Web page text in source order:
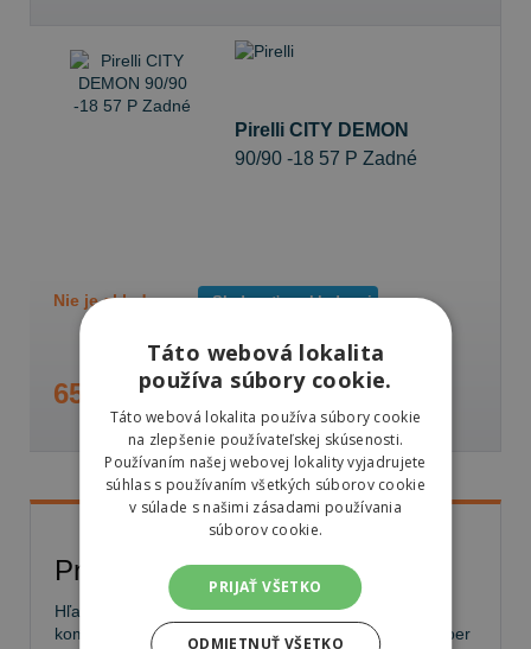
Pirelli CITY DEMON
90/90 -18 57 P Zadné
Nie je skladom Sledovať naskladnenie
65,87 €
Pneumatiky
Hľadáte kvalitnépneumatikypre bezpečnú a
komfortnú jazdu? Na
MorePneu.sk
nájdete široký výber
Táto webová lokalita
používa súbory cookie.
Táto webová lokalita používa súbory cookie
na zlepšenie používateľskej skúsenosti.
Používaním našej webovej lokality vyjadrujete
súhlas s používaním všetkých súborov cookie
v súlade s našimi zásadami používania
súborov cookie.
PRIJAŤ VŠETKO
ODMIETNUŤ VŠETKO